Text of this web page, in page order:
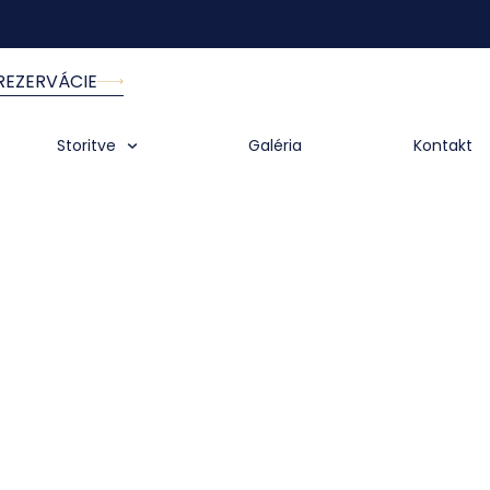
Storitve Galéria Kontakt